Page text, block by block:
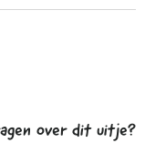
over dit uitje?